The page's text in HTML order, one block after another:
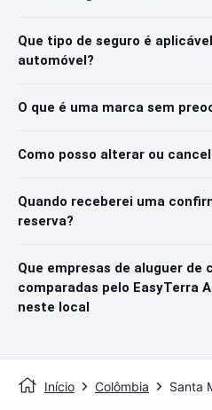
Que tipo de seguro é
automóvel?
O que é uma marca sem
Como posso alterar ou
Quando receberei uma
reserva?
Que empresas de aluguer de
comparadas pelo EasyTerra
neste local
Início Colômbia Santa